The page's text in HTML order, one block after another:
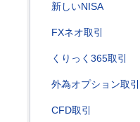
新しいNISA
FXネオ取引
くりっく365取引
外為オプション取引
CFD取引